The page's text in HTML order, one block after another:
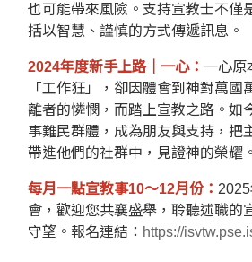
也可能帶來風險。支持宣教士不僅
括以智慧、謹慎的方式傳遞訊息。
2024年度新手上路｜一心： 一心原
「工作狂」，卻因體會到神對萬國
離者的憐憫，而踏上宣教之路。如
事難民群體，成為朋友與支持，把
帶進他們的社群中，見證神的榮耀。
每月一點宣教事10～12月份：
會，歡迎您共襄盛舉，聆聽述職的
守望。報名連結： https://